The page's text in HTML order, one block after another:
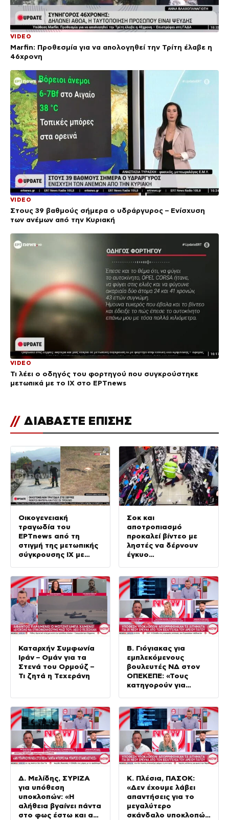
VIDEO
Marfin: Προθεσμία για να απολογηθεί την Τρίτη έλαβε η
46χρονη
VIDEO
Στους 39 βαθμούς σήμερα ο υδράργυρος – Ενίσχυση
των ανέμων από την Κυριακή
VIDEO
Τι λέει ο οδηγός του φορτηγού που συγκρούστηκε
μετωπικά με το ΙΧ στο ΕΡΤnews
// ΔΙΑΒΑΣΤΕ ΕΠΙΣΗΣ
Οικογενειακή
τραγωδία του
ΕΡΤnews από τη
στιγμή της μετωπικής
σύγκρουσης ΙΧ με
Σοκ και
αποτροπιασμό
προκαλεί βίντεο με
ληστές να δέρνουν
έγκυο
Καταρχήν Συμφωνία
Ιράν – Ομάν για τα
Στενά του Ορμούζ –
Τι ζητά η Τεχεράνη
Β. Γιόγιακας για
εμπλεκόμενους
βουλευτές ΝΔ στον
ΟΠΕΚΕΠΕ: «Τους
κατηγορούν για
εξυπηρετήσουν
συμπολίτες»
Δ. Μελίδης, ΣΥΡΙΖΑ
για υπόθεση
υποκλοπών: «Η
αλήθεια βγαίνει πάντα
στο φως έστω και αν
Κ. Πλέσια, ΠΑΣΟΚ:
«Δεν έχουμε λάβει
απαντήσεις για το
μεγαλύτερο
σκάνδαλο υποκλοπών